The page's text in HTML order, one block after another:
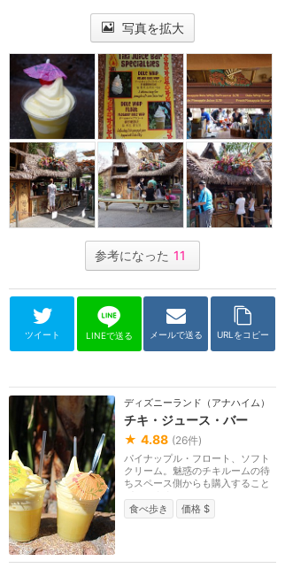
写真を拡大
参考になった 11
ツイート LINEで送る メールで送る URLをコピー
ディズニーランド（アナハイム）
チキ・ジュース・バー
★ 4.88 (26件)
パイナップル・フロート、ソフト
クリーム。魅惑のチキルームの待
ちスペース側からも購入すること
食べ歩き
価格 $